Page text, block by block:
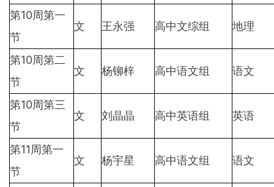
第10周第一
节
文 王永强 高中文综组 地理
第10周第二
节
文 杨铆梓 高中语文组 语文
第10周第三
节
文 刘晶晶 高中英语组 英语
第11周第一
节
文 杨宇星 高中语文组 语文